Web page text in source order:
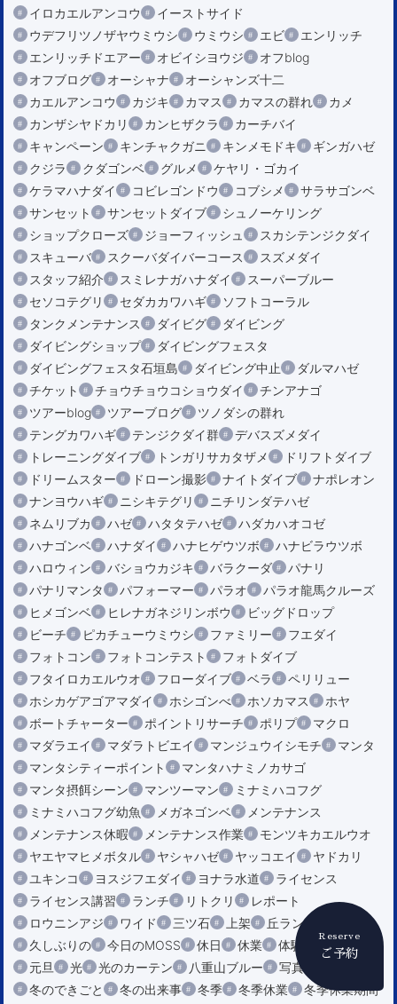
Reserve
ご予約
イロカエルアンコウ
イーストサイド
ウデフリツノザヤウミウシ
ウミウシ エビ
エンリッチ
エンリッチドエアー
オビイシヨウジ
オフblog
オフブログ
オーシャナ
オーシャンズ十二
カエルアンコウ
カジキ カマス カマスの群れ
カメ
カンザシヤドカリ
カンヒザクラ
カーチバイ
キャンペーン
キンチャクガニ キンメモドキ
ギンガハゼ
クジラ
クダゴンベ グルメ
ケヤリ・ゴカイ
ケラマハナダイ
コビレゴンドウ コブシメ
サラサゴンベ
サンセット
サンセットダイブ
シュノーケリング
ショップクローズ
ジョーフィッシュ
スカシテンジクダイ
スキューバ
スクーバダイバーコース
スズメダイ
スタッフ紹介
スミレナガハナダイ
スーパーブルー
セソコテグリ
セダカカワハギ
ソフトコーラル
タンクメンテナンス
ダイビグ
ダイビング
ダイビングショップ
ダイビングフェスタ
ダイビングフェスタ石垣島
ダイビング中止
ダルマハゼ
チケット
チョウチョウコショウダイ
チンアナゴ
ツアーblog
ツアーブログ
ツノダシの群れ
テングカワハギ
テンジクダイ群
デバスズメダイ
トレーニングダイブ
トンガリサカタザメ
ドリフトダイブ
ドリームスター
ドローン撮影 ナイトダイブ
ナポレオン
ナンヨウハギ
ニシキテグリ
ニチリンダテハゼ
ネムリブカ
ハゼ ハタタテハゼ
ハダカハオコゼ
ハナゴンベ
ハナダイ ハナヒゲウツボ
ハナビラウツボ
ハロウィン
バショウカジキ バラクーダ
パナリ
パナリマンタ
パフォーマー パラオ
パラオ龍馬クルーズ
ヒメゴンベ
ヒレナガネジリンボウ
ビッグドロップ
ビーチ
ピカチューウミウシ ファミリー
フエダイ
フォトコン
フォトコンテスト
フォトダイブ
フタイロカエルウオ
フローダイブ ベラ
ペリリュー
ホシカゲアゴアマダイ
ホシゴンべ ホソカマス
ホヤ
ボートチャーター
ポイントリサーチ ポリプ
マクロ
マダラエイ
マダラトビエイ マンジュウイシモチ
マンタ
マンタシティーポイント
マンタハナミノカサゴ
マンタ摂餌シーン
マンツーマン
ミナミハコフグ
ミナミハコフグ幼魚
メガネゴンベ
メンテナンス
メンテナンス休暇
メンテナンス作業
モンツキカエルウオ
ヤエヤマヒメボタル
ヤシャハゼ ヤッコエイ
ヤドカリ
ユキンコ
ヨスジフエダイ ヨナラ水道
ライセンス
ライセンス講習
ランチ リトクリ
レポート
ロウニンアジ
ワイド 三ツ石 上架
丘ランチ
久しぶりの
今日のMOSS 休日 休業
体験ダイビング
元旦
光 光のカーテン 八重山ブルー 写真
冬のできごと
冬の出来事 冬季 冬季休業
冬季休業期間